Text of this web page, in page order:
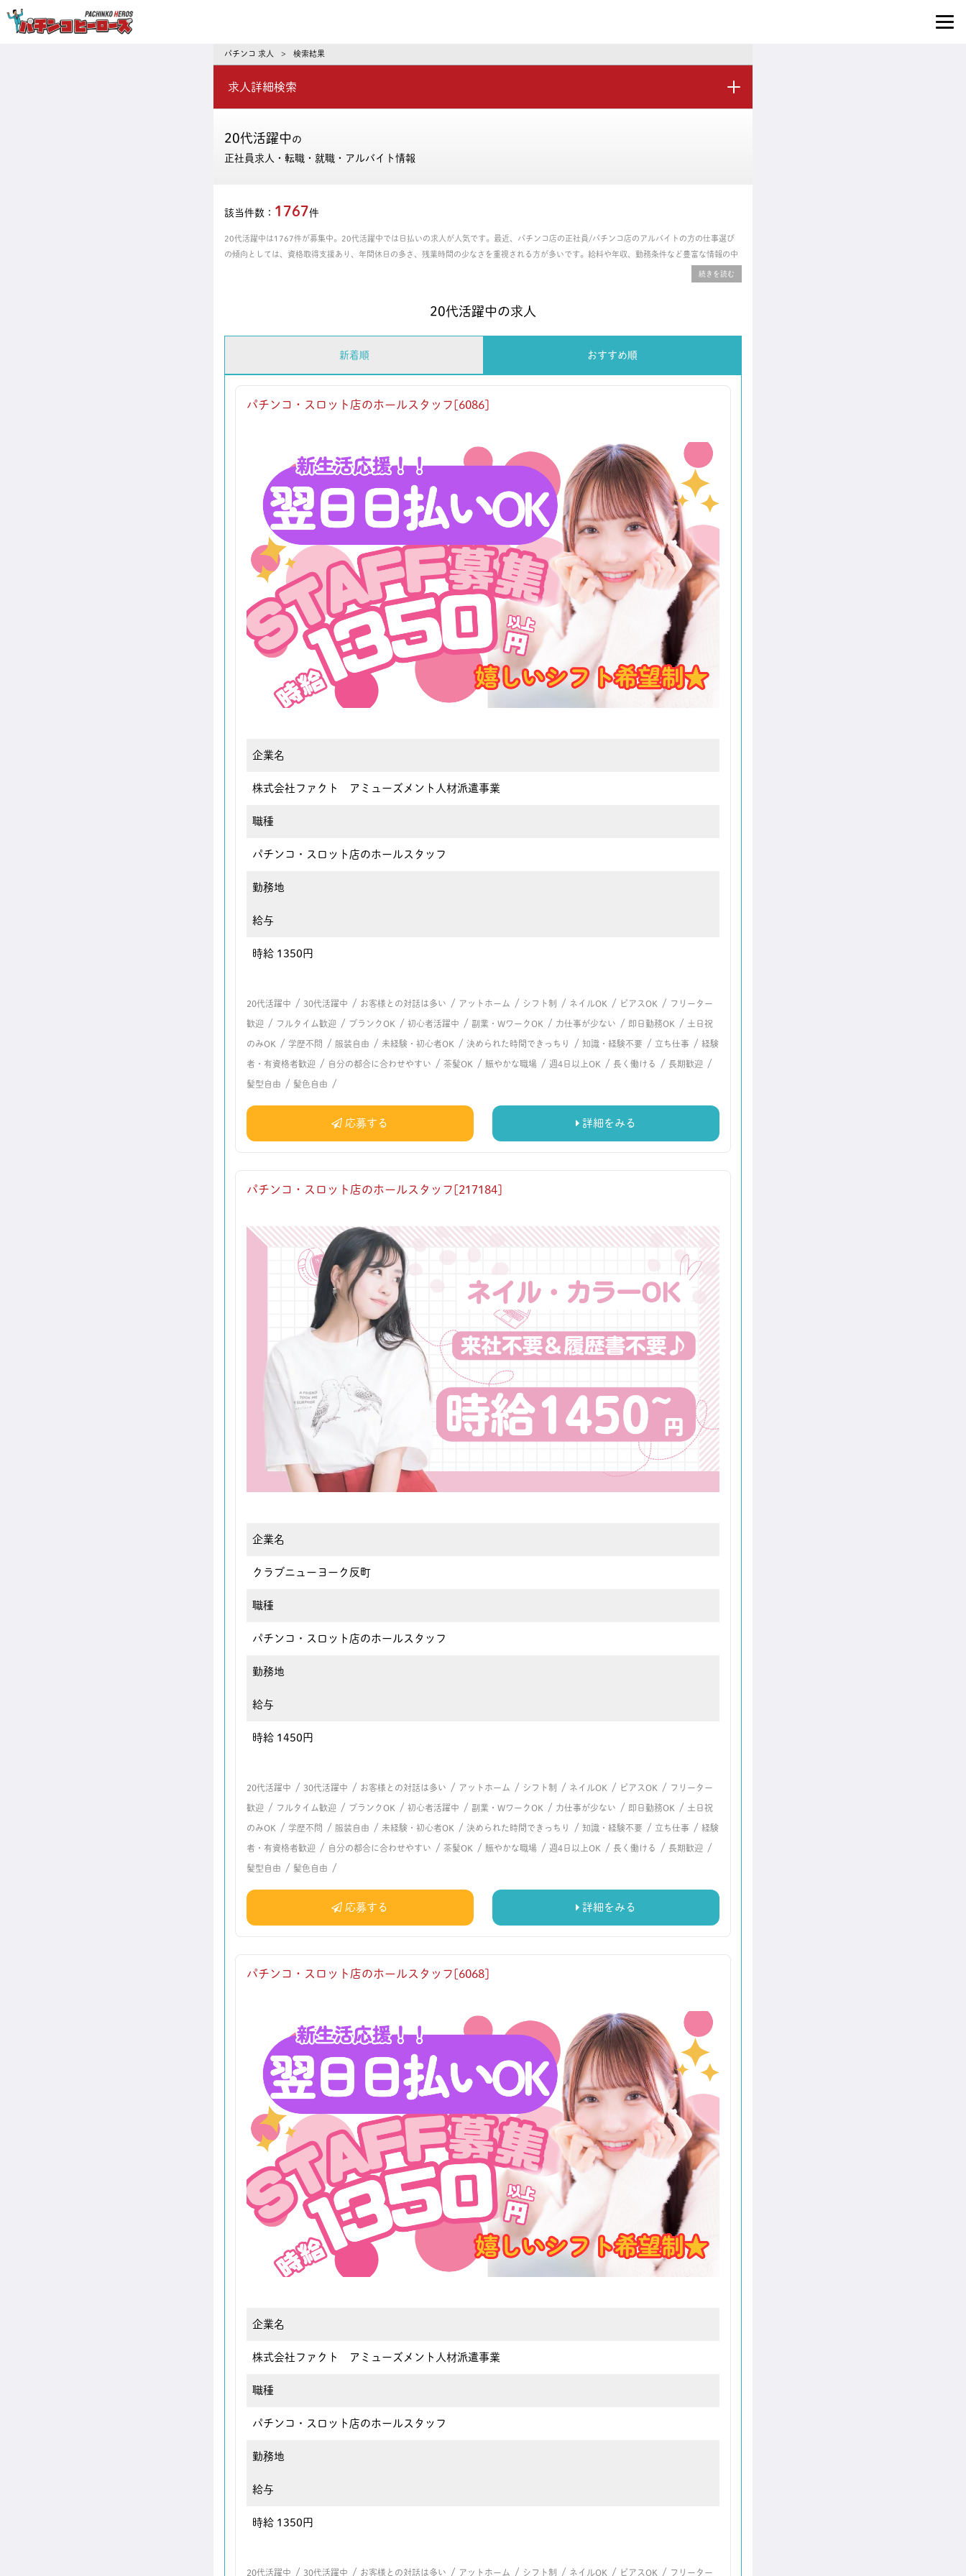
パチンコ 求人 > 検索結果
求人詳細検索
20代活躍中の
正社員求人・転職・就職・アルバイト情報
該当件数： 1767件
20代活躍中は1767件が募集中。20代活躍中では日払いの求人が人気です。最近、パチンコ店の正社員/パチンコ店のアルバイトの方の仕事選び
の傾向としては、資格取得支援あり、年間休日の多さ、残業時間の少なさを重視される方が多いです。給料や年収、勤務条件など豊富な情報の中
20代活躍中の求人
新着順 おすすめ順
パチンコ・スロット店のホールスタッフ[6086]
企業名
株式会社ファクト アミューズメント人材派遣事業
職種
パチンコ・スロット店のホールスタッフ
勤務地
給与
時給 1350円
20代活躍中 / 30代活躍中 / お客様との対話は多い / アットホーム / シフト制 / ネイルOK / ピアスOK / フリーター
歓迎 / フルタイム歓迎 / ブランクOK / 初心者活躍中 / 副業・WワークOK / 力仕事が少ない / 即日勤務OK / 土日祝
のみOK / 学歴不問 / 服装自由 / 未経験・初心者OK / 決められた時間できっちり / 知識・経験不要 / 立ち仕事 / 経験
者・有資格者歓迎 / 自分の都合に合わせやすい / 茶髪OK / 賑やかな職場 / 週4日以上OK / 長く働ける / 長期歓迎 /
髪型自由 / 髪色自由 /
応募する 詳細をみる
パチンコ・スロット店のホールスタッフ[217184]
企業名
クラブニューヨーク反町
職種
パチンコ・スロット店のホールスタッフ
勤務地
給与
時給 1450円
20代活躍中 / 30代活躍中 / お客様との対話は多い / アットホーム / シフト制 / ネイルOK / ピアスOK / フリーター
歓迎 / フルタイム歓迎 / ブランクOK / 初心者活躍中 / 副業・WワークOK / 力仕事が少ない / 即日勤務OK / 土日祝
のみOK / 学歴不問 / 服装自由 / 未経験・初心者OK / 決められた時間できっちり / 知識・経験不要 / 立ち仕事 / 経験
者・有資格者歓迎 / 自分の都合に合わせやすい / 茶髪OK / 賑やかな職場 / 週4日以上OK / 長く働ける / 長期歓迎 /
髪型自由 / 髪色自由 /
応募する 詳細をみる
パチンコ・スロット店のホールスタッフ[6068]
企業名
株式会社ファクト アミューズメント人材派遣事業
職種
パチンコ・スロット店のホールスタッフ
勤務地
給与
時給 1350円
20代活躍中 / 30代活躍中 / お客様との対話は多い / アットホーム / シフト制 / ネイルOK / ピアスOK / フリーター